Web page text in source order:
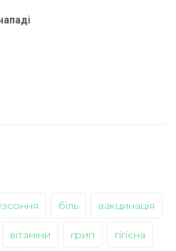
біль вакцинація
вітаміни грип гігієна